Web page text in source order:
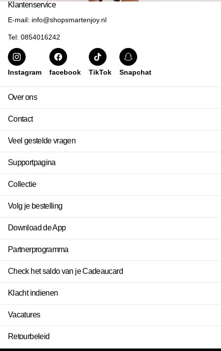
Klantenservice
E-mail: info@shopsmartenjoy.nl
Tel: 0854016242
Instagram facebook TikTok Snapchat
Over ons
Contact
Veel gestelde vragen
Supportpagina
Collectie
Volg je bestelling
Download de App
Partnerprogramma
Check het saldo van je Cadeaucard
Klacht indienen
Vacatures
Retourbeleid